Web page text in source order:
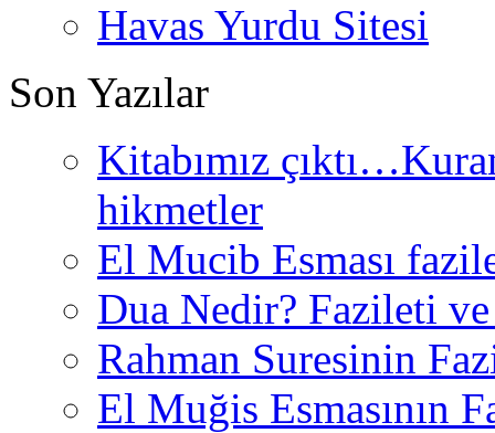
Havas Yurdu Sitesi
Son Yazılar
Kitabımız
hikmetler
El Mucib Esması
Dua Nedir? Fazileti
Rahman Suresinin
El Muğis Esmasının